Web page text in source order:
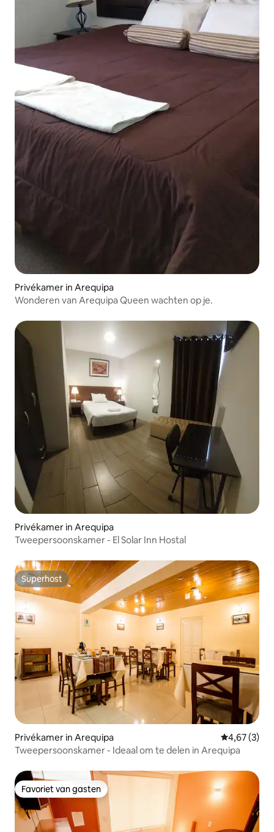
Privékamer in Arequipa
Wonderen van Arequipa Queen wachten op je.
Privékamer in Arequipa
Tweepersoonskamer - El Solar Inn Hostal
Superhost
Superhost
Privékamer in Arequipa
4,67 (3)
Tweepersoonskamer - Ideaal om te delen in Arequipa
Favoriet van gasten
Favoriet van gasten